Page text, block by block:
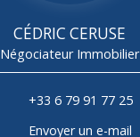
CÉDRIC CERUSE
Négociateur Immobilier
+33 6 79 91 77 25
Envoyer un e-mail